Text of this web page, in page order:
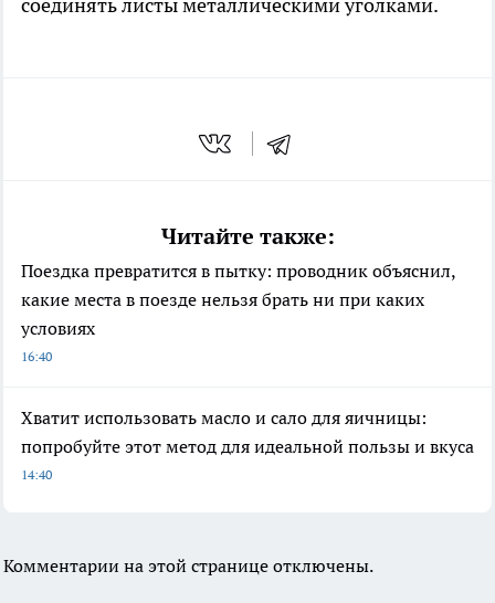
соединять листы металлическими уголками.
Читайте также:
Поездка превратится в пытку: проводник объяснил,
какие места в поезде нельзя брать ни при каких
условиях
16:40
Хватит использовать масло и сало для яичницы:
попробуйте этот метод для идеальной пользы и вкуса
14:40
Комментарии на этой странице отключены.